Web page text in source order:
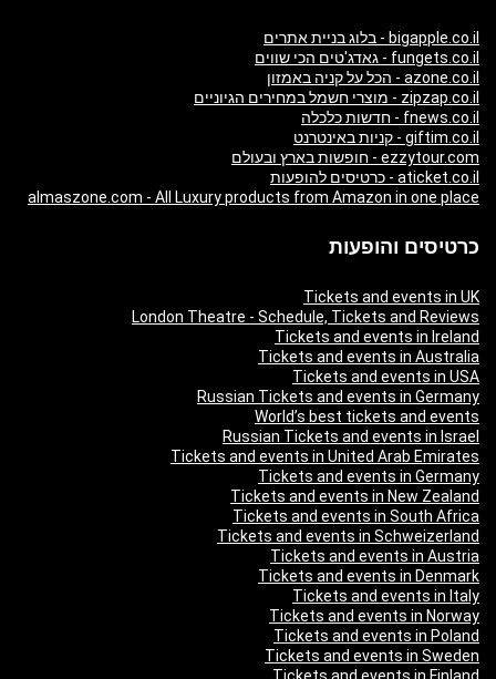
bigapple.co.il - בלוג בניית אתרים
fungets.co.il - גאדג'טים הכי שווים
azone.co.il - הכל על קניה באמזון
zipzap.co.il - מוצרי חשמל במחירים הגיוניים
fnews.co.il - חדשות כלכלה
giftim.co.il - קניות באינטרנט
ezzytour.com - חופשות בארץ ובעולם
aticket.co.il - כרטיסים להופעות
almaszone.com - All Luxury products from Amazon in one place
כרטיסים והופעות
Tickets and events in UK
London Theatre - Schedule, Tickets and Reviews
Tickets and events in Ireland
Tickets and events in Australia
Tickets and events in USA
Russian Tickets and events in Germany
World’s best tickets and events
Russian Tickets and events in Israel
Tickets and events in United Arab Emirates
Tickets and events in Germany
Tickets and events in New Zealand
Tickets and events in South Africa
Tickets and events in Schweizerland
Tickets and events in Austria
Tickets and events in Denmark
Tickets and events in Italy
Tickets and events in Norway
Tickets and events in Poland
Tickets and events in Sweden